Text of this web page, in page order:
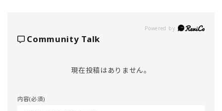
Powered by
Community Talk
現在投稿はありません。
内容(必須)